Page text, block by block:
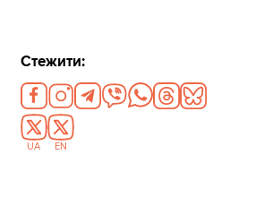
Стежити:
UA EN